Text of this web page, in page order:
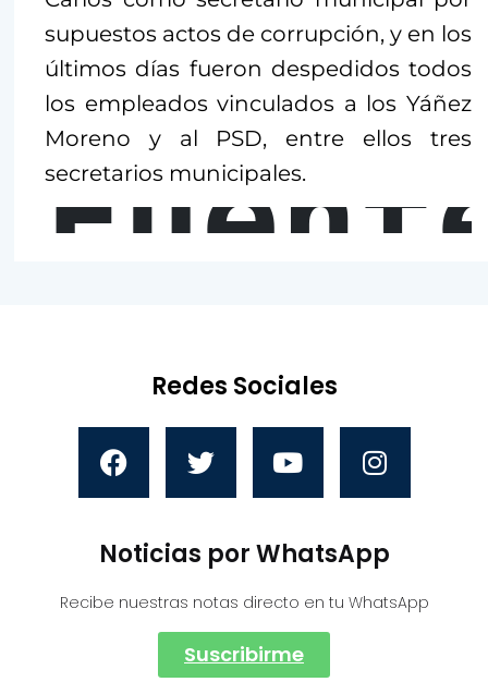
supuestos actos de corrupción, y en los
últimos días fueron despedidos todos
los empleados vinculados a los Yáñez
Moreno y al PSD, entre ellos tres
secretarios municipales.
Redes Sociales
Noticias por WhatsApp
Recibe nuestras notas directo en tu WhatsApp
Suscribirme